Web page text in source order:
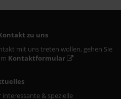
zu uns
mit uns treten wollen, gehen Sie
Kontaktformular
& spezielle